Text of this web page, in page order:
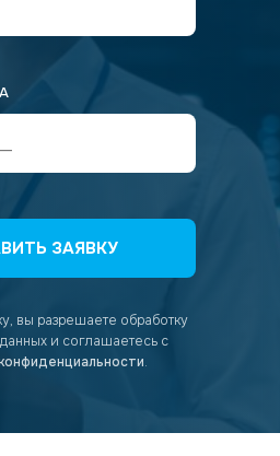
ЗАЯВКУ
вы разрешаете обработку
и соглашаетесь с
.